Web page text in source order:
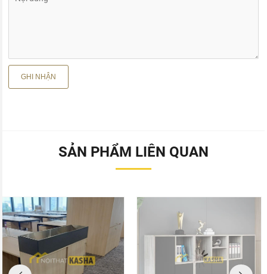
SẢN PHẨM LIÊN QUAN